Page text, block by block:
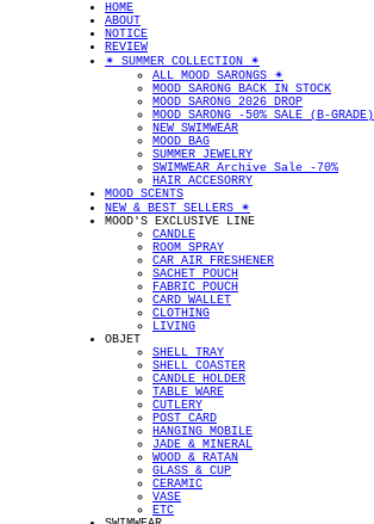
HOME
ABOUT
NOTICE
REVIEW
✴︎ SUMMER COLLECTION ✴︎
ALL MOOD SARONGS ✴︎
MOOD SARONG BACK IN STOCK
MOOD SARONG 2026 DROP
MOOD SARONG -50% SALE (B-GRADE)
NEW SWIMWEAR
MOOD BAG
SUMMER JEWELRY
SWIMWEAR Archive Sale -70%
HAIR ACCESORRY
MOOD SCENTS
NEW & BEST SELLERS ✴︎
MOOD'S EXCLUSIVE LINE
CANDLE
ROOM SPRAY
CAR AIR FRESHENER
SACHET POUCH
FABRIC POUCH
CARD WALLET
CLOTHING
LIVING
OBJET
SHELL TRAY
SHELL COASTER
CANDLE HOLDER
TABLE WARE
CUTLERY
POST CARD
HANGING MOBILE
JADE & MINERAL
WOOD & RATAN
GLASS & CUP
CERAMIC
VASE
ETC